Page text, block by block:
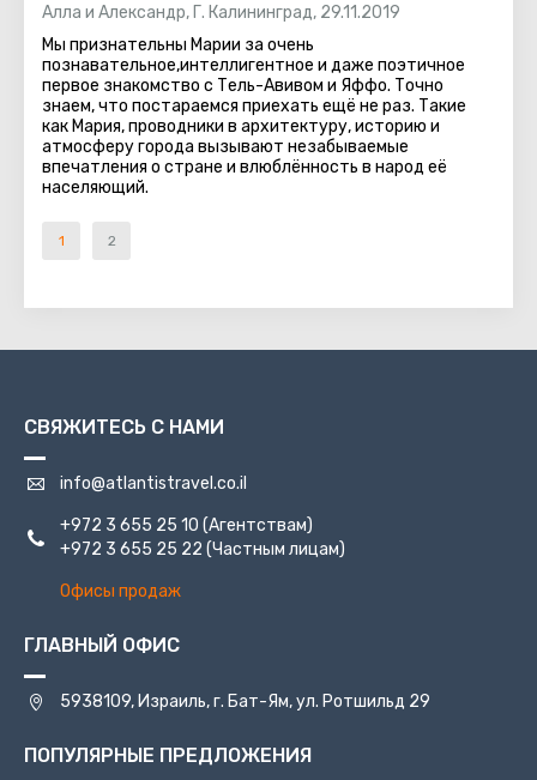
Алла и Александр, Г. Калининград, 29.11.2019
Мы признательны Марии за очень
познавательное,интеллигентное и даже поэтичное
первое знакомство с Тель-Авивом и Яффо. Точно
знаем, что постараемся приехать ещё не раз. Такие
как Мария, проводники в архитектуру, историю и
атмосферу города вызывают незабываемые
впечатления о стране и влюблённость в народ её
населяющий.
1 2
СВЯЖИТЕСЬ С НАМИ
info@atlantistravel.co.il
+972 3 655 25 10 (Агентствам)
+972 3 655 25 22 (Частным лицам)
Офисы продаж
ГЛАВНЫЙ ОФИС
5938109, Израиль, г. Бат-Ям, ул. Ротшильд 29
ПОПУЛЯРНЫЕ ПРЕДЛОЖЕНИЯ